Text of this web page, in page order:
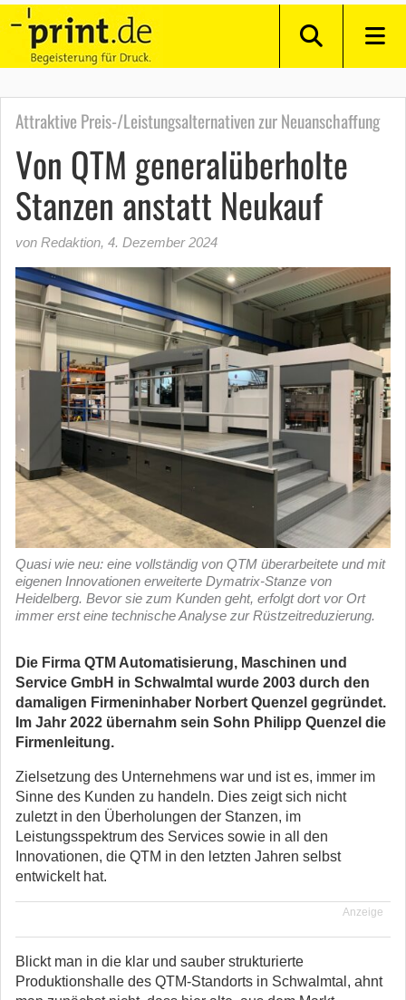
Attraktive Preis-/Leistungsalternativen zur Neuanschaffung
Von QTM generalüberholte
Stanzen anstatt Neukauf
von Redaktion, 4. Dezember 2024
Quasi wie neu: eine vollständig von QTM überarbeitete und mit
eigenen Innovationen erweiterte Dymatrix-Stanze von
Heidelberg. Bevor sie zum Kunden geht, erfolgt dort vor Ort
immer erst eine technische Analyse zur Rüstzeitreduzierung.
Die Firma QTM Automatisierung, Maschinen und
Service GmbH in Schwalmtal wurde 2003 durch den
damaligen Firmeninhaber Norbert Quenzel gegründet.
Im Jahr 2022 übernahm sein Sohn Philipp Quenzel die
Firmenleitung.
Zielsetzung des Unternehmens war und ist es, immer im
Sinne des Kunden zu handeln. Dies zeigt sich nicht
zuletzt in den Überholungen der Stanzen, im
Leistungsspektrum des Services sowie in all den
Innovationen, die QTM in den letzten Jahren selbst
entwickelt hat.
Anzeige
Blickt man in die klar und sauber strukturierte
Produktionshalle des QTM-Standorts in Schwalmtal, ahnt